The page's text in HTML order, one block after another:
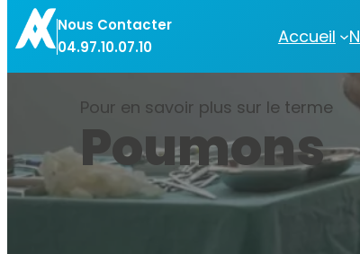
Aller
au
contenu
Nous Contacter
04.97.10.07.10
Accueil
Pour en savoir plus sur le terme
Poumons